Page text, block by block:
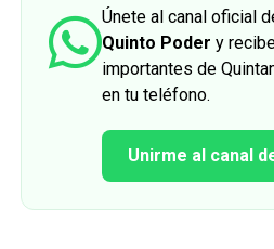
Únete al canal oficial
Quinto Poder y
importantes de
en tu teléfono.
Unirme al canal